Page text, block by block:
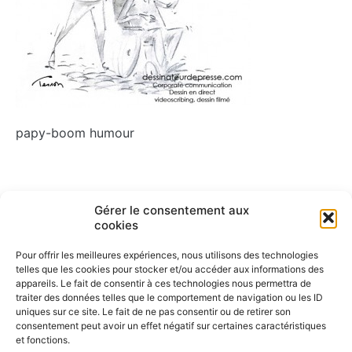
Gérer le consentement aux
cookies
Pour offrir les meilleures expériences, nous utilisons des technologies
telles que les cookies pour stocker et/ou accéder aux informations des
appareils. Le fait de consentir à ces technologies nous permettra de
traiter des données telles que le comportement de navigation ou les ID
uniques sur ce site. Le fait de ne pas consentir ou de retirer son
consentement peut avoir un effet négatif sur certaines caractéristiques
et fonctions.
papy-boom humour
Navigation
de
l’article
ARTICLE PRÉCÉDENT
papy-boom humour